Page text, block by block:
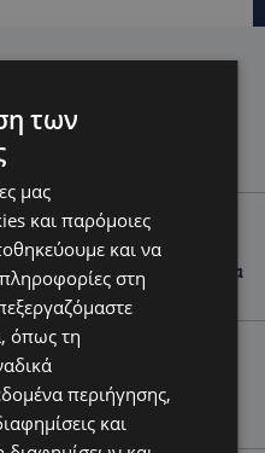
συνεργάτης του
της Βενετίας
Ένα μοναδικό
ενέργεια και χαμόγελα
στην Κύπρο,
τετράποδο με τη
των
μας
και παρόμοιες
και να
στη
όπως τη
περιήγησης,
και